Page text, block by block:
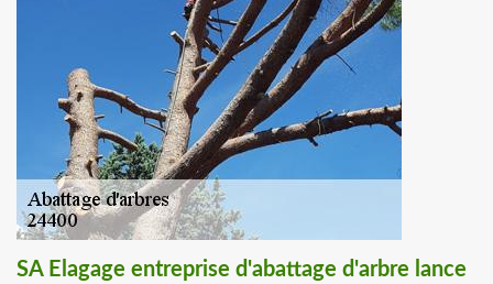
SA Elagage entreprise d'abattage d'arbre lance